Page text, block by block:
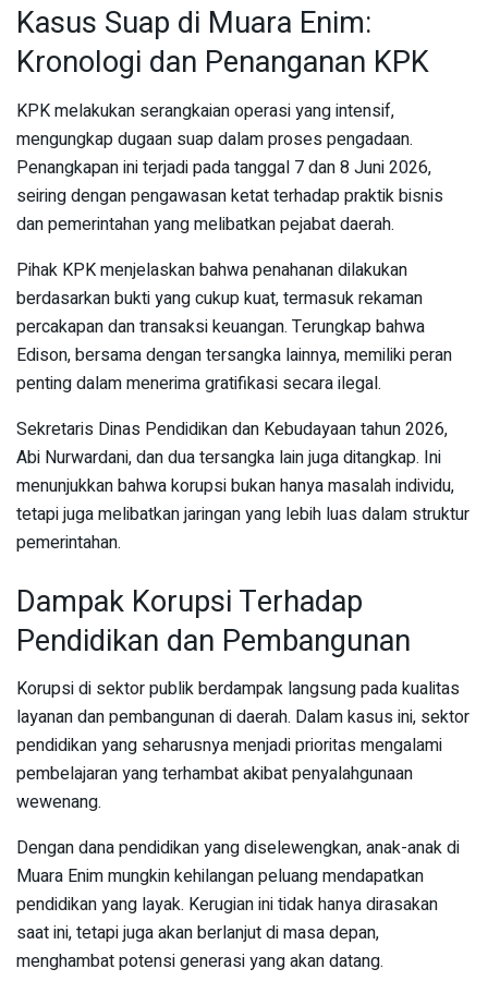
Kasus Suap di Muara Enim:
Kronologi dan Penanganan KPK
KPK melakukan serangkaian operasi yang intensif,
mengungkap dugaan suap dalam proses pengadaan.
Penangkapan ini terjadi pada tanggal 7 dan 8 Juni 2026,
seiring dengan pengawasan ketat terhadap praktik bisnis
dan pemerintahan yang melibatkan pejabat daerah.
Pihak KPK menjelaskan bahwa penahanan dilakukan
berdasarkan bukti yang cukup kuat, termasuk rekaman
percakapan dan transaksi keuangan. Terungkap bahwa
Edison, bersama dengan tersangka lainnya, memiliki peran
penting dalam menerima gratifikasi secara ilegal.
Sekretaris Dinas Pendidikan dan Kebudayaan tahun 2026,
Abi Nurwardani, dan dua tersangka lain juga ditangkap. Ini
menunjukkan bahwa korupsi bukan hanya masalah individu,
tetapi juga melibatkan jaringan yang lebih luas dalam struktur
pemerintahan.
Dampak Korupsi Terhadap
Pendidikan dan Pembangunan
Korupsi di sektor publik berdampak langsung pada kualitas
layanan dan pembangunan di daerah. Dalam kasus ini, sektor
pendidikan yang seharusnya menjadi prioritas mengalami
pembelajaran yang terhambat akibat penyalahgunaan
wewenang.
Dengan dana pendidikan yang diselewengkan, anak-anak di
Muara Enim mungkin kehilangan peluang mendapatkan
pendidikan yang layak. Kerugian ini tidak hanya dirasakan
saat ini, tetapi juga akan berlanjut di masa depan,
menghambat potensi generasi yang akan datang.